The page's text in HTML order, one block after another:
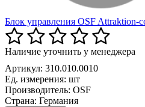
Блок управления OSF Attraktion-
Наличие уточнить у менеджера
Артикул: 310.010.0010
Ед. измерения: шт
Производитель: OSF
Страна: Германия